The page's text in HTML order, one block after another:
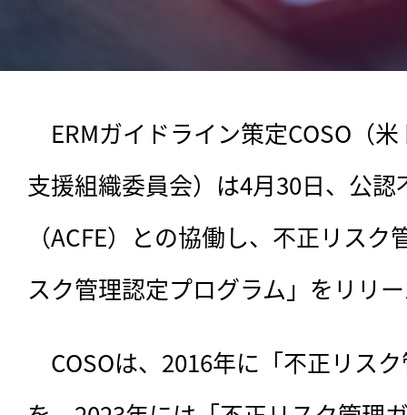
ERMガイドライン策定COSO（
支援組織委員会）は4月30日、公認
（ACFE）との協働し、不正リス
スク管理認定プログラム」をリリ
COSOは、 2016年に「不正リス